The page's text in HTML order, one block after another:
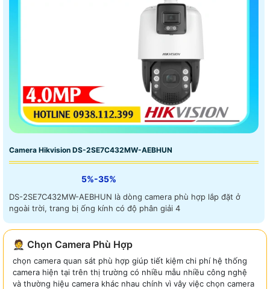
Camera Hikvision DS-2SE7C432MW-AEBHUN
5%-35%
DS-2SE7C432MW-AEBHUN là dòng camera phù hợp lắp đặt ở
ngoài trời, trang bị ống kính có độ phân giải 4
🤵 Chọn Camera Phù Hợp
chọn camera quan sát phù hợp giúp tiết kiệm chi phí hệ thống
camera hiện tại trên thị trường có nhiều mẫu nhiều công nghệ
và thường hiệu camera khác nhau chính vì vây việc chọn camera